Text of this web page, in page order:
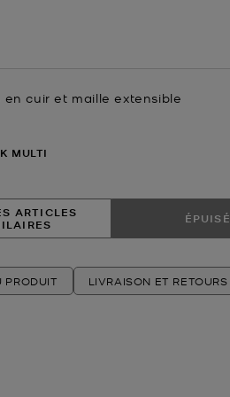
en cuir et maille extensible
MULTI
ARTICLES
ÉPUISÉ
PRODUIT LIVRAISON ET RETOURS